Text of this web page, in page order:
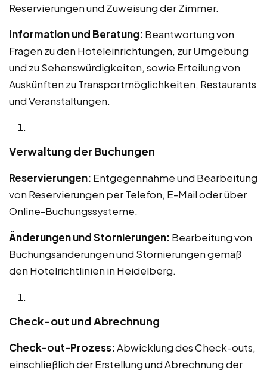
Reservierungen und Zuweisung der Zimmer.
Information und Beratung: Beantwortung von
Fragen zu den Hoteleinrichtungen, zur Umgebung
und zu Sehenswürdigkeiten, sowie Erteilung von
Auskünften zu Transportmöglichkeiten, Restaurants
und Veranstaltungen.
Verwaltung der Buchungen
Reservierungen: Entgegennahme und Bearbeitung
von Reservierungen per Telefon, E-Mail oder über
Online-Buchungssysteme.
Änderungen und Stornierungen: Bearbeitung von
Buchungsänderungen und Stornierungen gemäß
den Hotelrichtlinien in Heidelberg.
Check-out und Abrechnung
Check-out-Prozess:Abwicklung des Check-outs,
einschließlich der Erstellung und Abrechnung der